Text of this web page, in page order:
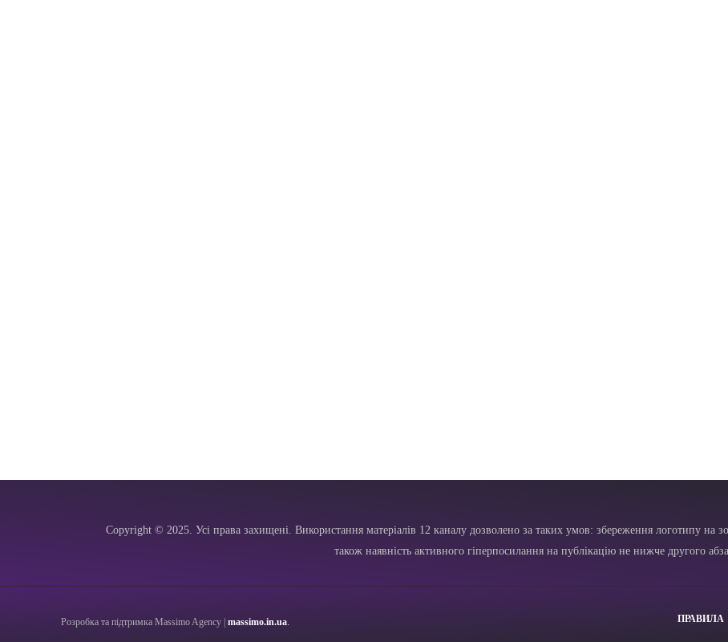
Copyright © 2025. Усі права захищені. Використання матеріалів 12 каналу дозволено за таких умов: збереження логотипу на
також наявність активного гіперпосилання на публікацію не нижче другого
Розробка та підтримка Massimo Agency |massimo.in.ua. ПРАВИЛА